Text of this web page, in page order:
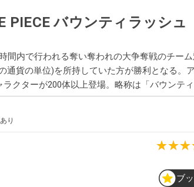
PIECE バウンティラッシュ
間内で行われる奪い奪われの大争奪戦のチー
通貨の単位)を所持していた方が勝利となる。
ラクターが200体以上登場。略称は「バウンティ
り
ブ